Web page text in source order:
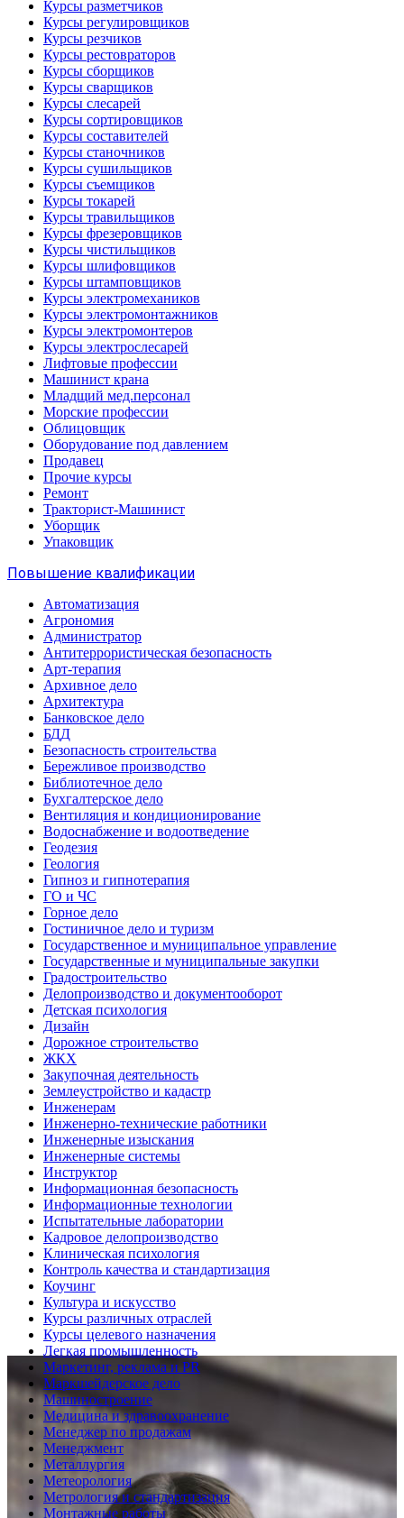
Курсы разметчиков
Курсы регулировщиков
Курсы резчиков
Курсы рестовраторов
Курсы сборщиков
Курсы сварщиков
Курсы слесарей
Курсы сортировщиков
Курсы составителей
Курсы станочников
Курсы сушильщиков
Курсы съемщиков
Курсы токарей
Курсы травильщиков
Курсы фрезеровщиков
Курсы чистильщиков
Курсы шлифовщиков
Курсы штамповщиков
Курсы электромехаников
Курсы электромонтажников
Курсы электромонтеров
Курсы электрослесарей
Лифтовые профессии
Машинист крана
Младщий мед.персонал
Морские профессии
Облицовщик
Оборудование под давлением
Продавец
Прочие курсы
Ремонт
Тракторист-Машинист
Уборщик
Упаковщик
Повышение квалификации
Автоматизация
Агрономия
Администратор
Антитеррористическая безопасность
Арт-терапия
Архивное дело
Архитектура
Банковское дело
БДД
Безопасность строительства
Бережливое производство
Библиотечное дело
Бухгалтерское дело
Вентиляция и кондиционирование
Водоснабжение и водоотведение
Геодезия
Геология
Гипноз и гипнотерапия
ГО и ЧС
Горное дело
Гостиничное дело и туризм
Государственное и муниципальное управление
Государственные и муниципальные закупки
Градостроительство
Делопроизводство и документооборот
Детская психология
Дизайн
Дорожное строительство
ЖКХ
Закупочная деятельность
Землеустройство и кадастр
Инженерам
Инженерно-технические работники
Инженерные изыскания
Инженерные системы
Инструктор
Информационная безопасность
Информационные технологии
Испытательные лаборатории
Кадровое делопроизводство
Клиническая психология
Контроль качества и стандартизация
Коучинг
Культура и искусство
Курсы различных отраслей
Курсы целевого назначения
Легкая промышленность
Маркетинг, реклама и PR
Маркшейдерское дело
Машиностроение
Медицина и здравоохранение
Менеджер по продажам
Менеджмент
Металлургия
Метеорология
Метрология и стандартизация
Монтажные работы